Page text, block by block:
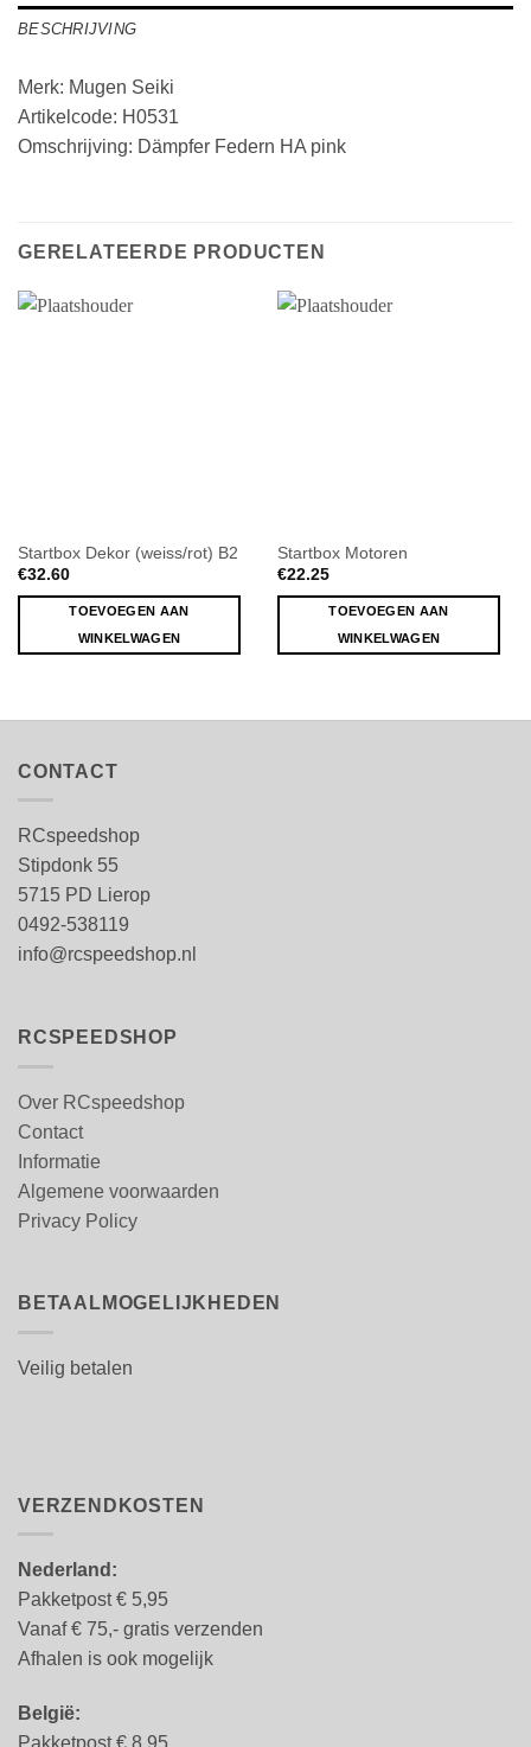
BESCHRIJVING
Merk: Mugen Seiki
Artikelcode: H0531
Omschrijving: Dämpfer Federn HA pink
GERELATEERDE PRODUCTEN
Startbox Dekor (weiss/rot) B2
€32.60
TOEVOEGEN AAN
WINKELWAGEN
Startbox Motoren
€22.25
TOEVOEGEN AAN
WINKELWAGEN
CONTACT
RCspeedshop
Stipdonk 55
5715 PD Lierop
0492-538119
info@rcspeedshop.nl
RCSPEEDSHOP
Over RCspeedshop
Contact
Informatie
Algemene voorwaarden
Privacy Policy
BETAALMOGELIJKHEDEN
Veilig betalen
VERZENDKOSTEN
Nederland:
Pakketpost € 5,95
Vanaf € 75,- gratis verzenden
Afhalen is ook mogelijk
België:
Pakketpost € 8.95